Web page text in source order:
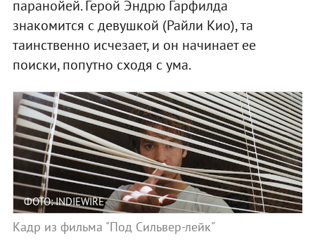
паранойей. Герой Эндрю Гарфилда
знакомится с девушкой (Райли Кио), та
таинственно исчезает, и он начинает ее
поиски, попутно сходя с ума.
ФОТО: INDIEWIRE
Кадр из фильма "Под Сильвер-лейк"